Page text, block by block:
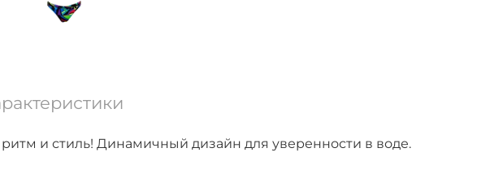
ритм и стиль! Динамичный дизайн для уверенности в воде.